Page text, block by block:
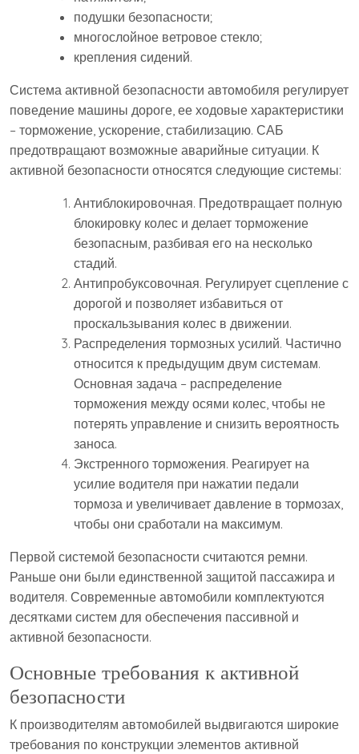
подушки безопасности;
многослойное ветровое стекло;
крепления сидений.
Система активной безопасности автомобиля регулирует
поведение машины дороге, ее ходовые характеристики
– торможение, ускорение, стабилизацию. САБ
предотвращают возможные аварийные ситуации. К
активной безопасности относятся следующие системы:
Антиблокировочная. Предотвращает полную
блокировку колес и делает торможение
безопасным, разбивая его на несколько
стадий.
Антипробуксовочная. Регулирует сцепление с
дорогой и позволяет избавиться от
проскальзывания колес в движении.
Распределения тормозных усилий. Частично
относится к предыдущим двум системам.
Основная задача – распределение
торможения между осями колес, чтобы не
потерять управление и снизить вероятность
заноса.
Экстренного торможения. Реагирует на
усилие водителя при нажатии педали
тормоза и увеличивает давление в тормозах,
чтобы они сработали на максимум.
Первой системой безопасности считаются ремни.
Раньше они были единственной защитой пассажира и
водителя. Современные автомобили комплектуются
десятками систем для обеспечения пассивной и
активной безопасности.
Основные требования к активной
безопасности
К производителям автомобилей выдвигаются широкие
требования по конструкции элементов активной